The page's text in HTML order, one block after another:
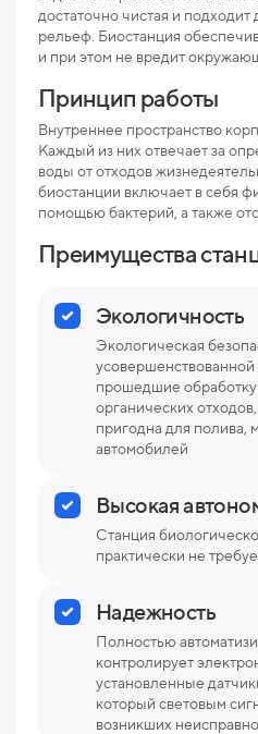
достаточно чистая и подходит
рельеф. Биостанция
и при этом не вредит
Принцип работы
Внутреннее пространство
Каждый из них отвечает за
воды от отходов
биостанции включает в себя
помощью бактерий, а также
Преимущества
Экологичность
Экологическая
усовершенствованной
прошедшие
органических
пригодна для полива,
автомобилей
Высокая
Станция
практически не
Надежность
Полностью
контролирует
установленные
который световым
возникших